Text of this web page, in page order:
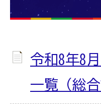
令和8年8
一覧（総合